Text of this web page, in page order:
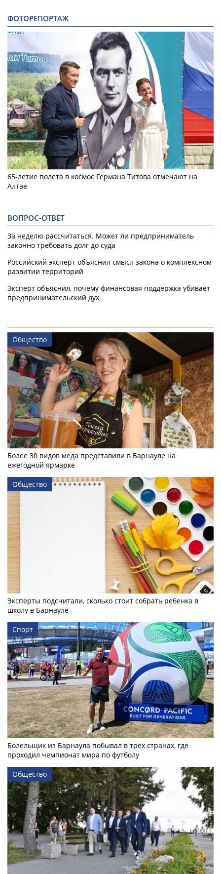
ФОТОРЕПОРТАЖ
65-летие полета в космос Германа Титова отмечают на
Алтае
ВОПРОС-ОТВЕТ
За неделю рассчитаться. Может ли предприниматель
законно требовать долг до суда
Российский эксперт объяснил смысл закона о комплексном
развитии территорий
Эксперт объяснил, почему финансовая поддержка убивает
предпринимательский дух
Общество
Более 30 видов меда представили в Барнауле на
ежегодной ярмарке
Общество
Эксперты подсчитали, сколько стоит собрать ребенка в
школу в Барнауле
Спорт
Болельщик из Барнаула побывал в трех странах, где
проходил чемпионат мира по футболу
Общество